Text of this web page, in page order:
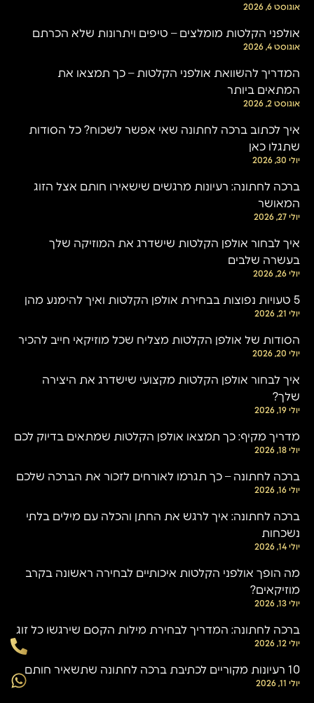
אוגוסט 6, 2026
אולפני הקלטות מומלצים – טיפים ויתרונות שלא הכרתם
אוגוסט 4, 2026
המדריך להשוואת אולפני הקלטות – כך תמצאו את
המתאים ביותר
אוגוסט 2, 2026
איך לכתוב ברכה לחתונה שאי אפשר לשכוח? כל הסודות
שתגלו כאן
יולי 30, 2026
ברכה לחתונה: רעיונות מרגשים שישאירו חותם אצל הזוג
המאושר
יולי 27, 2026
איך לבחור אולפן הקלטות שישדרג את המוזיקה שלך
בעשרה שלבים
יולי 26, 2026
5 טעויות נפוצות בבחירת אולפן הקלטות ואיך להימנע מהן
יולי 21, 2026
הסודות של אולפן הקלטות מצליח שכל מוזיקאי חייב להכיר
יולי 20, 2026
איך לבחור אולפן הקלטות מקצועי שישדרג את היצירה
שלך?
יולי 19, 2026
מדריך מקיף: כך תמצאו אולפן הקלטות שמתאים בדיוק לכם
יולי 18, 2026
ברכה לחתונה – כך תגרמו לאורחים לזכור את הברכה שלכם
יולי 16, 2026
ברכה לחתונה: איך לרגש את החתן והכלה עם מילים בלתי
נשכחות
יולי 14, 2026
מה הופך אולפני הקלטות איכותיים לבחירה ראשונה בקרב
מוזיקאים?
יולי 13, 2026
ברכה לחתונה: המדריך לבחירת מילות הקסם שירגשו כל זוג
יולי 12, 2026
10 רעיונות מקוריים לכתיבת ברכה לחתונה שתשאיר חותם
יולי 11, 2026